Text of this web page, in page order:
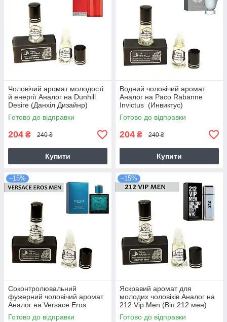
Чоловічий аромат молодості
й енергії Аналог на Dunhill
Desire (Данхіл Дизайнр)
Готово до відправки
204 ₴ 240 ₴
Купити
Водний чоловічий аромат
Аналог на Paco Rabanne
Invictus (Инвиктус)
Готово до відправки
204 ₴ 240 ₴
Купити
–15%
Соконтролювальний
фужерний чоловічий аромат
Аналог на Versace Eros
(Версаче Ерос)
Готово до відправки
–15%
Яскравий аромат для
молодих чоловіків Аналог на
212 Vip Men (Віп 212 мен)
Готово до відправки